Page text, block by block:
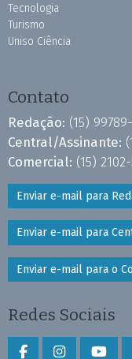
Tecnologia
Turismo
Uniso Ciência
Contato
Redação: (15)
Central/Assinante:
Comercial: (15)
Enviar e-mail para
Enviar e-mail para
Enviar e-mail para o
Redes Sociais